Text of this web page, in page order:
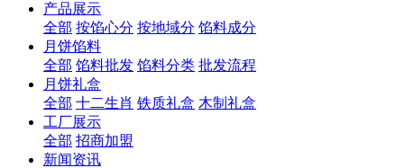
产品展示
全部 按馅心分 按地域分 馅料成分
月饼馅料
全部 馅料批发 馅料分类 批发流程
月饼礼盒
全部 十二生肖 铁质礼盒 木制礼盒
工厂展示
全部 招商加盟
新闻资讯